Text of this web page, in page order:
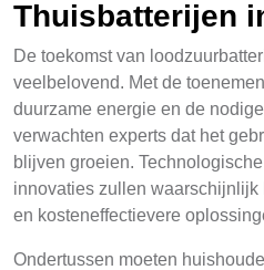
Thuisbatterijen
De toekomst van
veelbelovend. Met de
duurzame energie en de
verwachten experts dat het
blijven groeien.
innovaties zullen waarschijnlijk
en kosteneffectievere
Ondertussen moeten